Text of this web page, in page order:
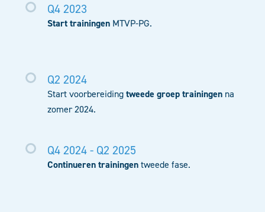
Q4 2023
Start trainingen MTVP-PG.
Q2 2024
Start voorbereidingtweede groep trainingen na
zomer 2024.
Q4 2024 - Q2 2025
Continueren trainingentweede fase.